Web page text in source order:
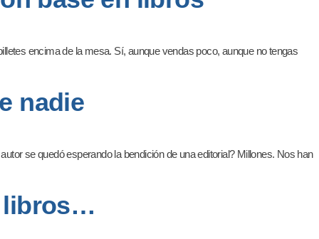
encima de la mesa. Sí, aunque vendas poco, aunque no tengas
nadie
se quedó esperando la bendición de una editorial? Millones. Nos han
libros…